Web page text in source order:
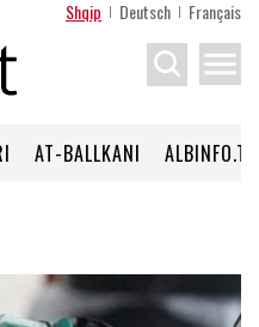
Shqip Deutsch Français
menu
AT-BALLKANI ALBINFO.TV